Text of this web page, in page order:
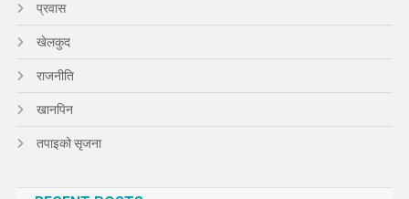
प्रवास
खेलकुद
राजनीति
खानपिन
तपाइको सृजना